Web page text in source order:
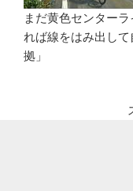
まだ黄色センター
れば線をはみ出し
拠」